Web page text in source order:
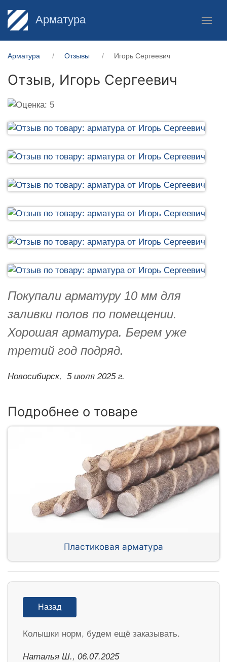
Арматура
Арматура Отзывы Игорь Сергеевич
Отзыв, Игорь Сергеевич
Покупали арматуру 10 мм для
заливки полов по помещении.
Хорошая арматура. Берем уже
третий год подряд.
Новосибирск, 5 июля 2025 г.
Подробнее о товаре
Пластиковая арматура
Назад
Колышки норм, будем ещё заказывать.
Наталья Ш., 06.07.2025